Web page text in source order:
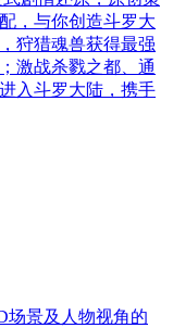
，与你创造斗罗大
狩猎魂兽获得最强
激战杀戮之都、通
入斗罗大陆，携手
场景及人物视角的